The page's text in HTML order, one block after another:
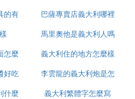
利的CEO，Giorgio Dell』Arti
該准備的衣服，並註明男士帶
並附上一份無比精美詳盡的10
有地點的聯系方式。在米蘭機
大利男人展開雙臂迎接我們，
Giorgio本人。
寫
的有
巴薩專賣店義大利哪裡
有
馬里奧他是義大利人嗎
法語怎麼說
怎麼
義大利住的地方怎麼樣
好吃
李雲龍的義大利炮是怎
麼發射
什麼
義大利繁體字怎麼寫